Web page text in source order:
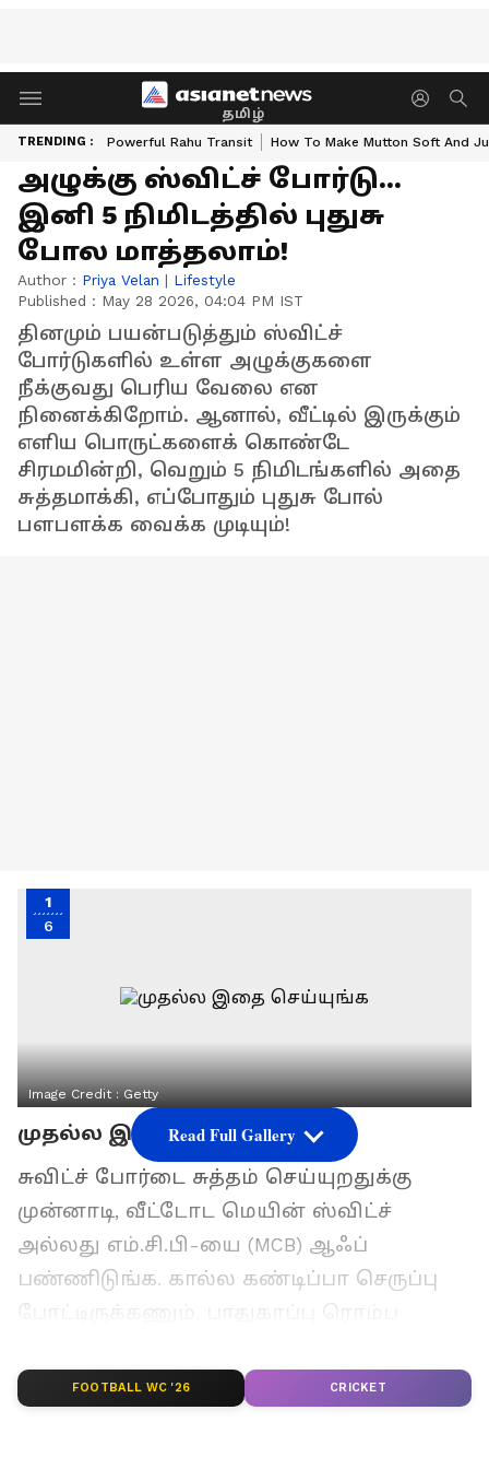
தமிழ்
TRENDING : Powerful Rahu Transit How To Make Mutton Soft And
அழுக்கு ஸ்விட்ச் போர்டு...
இனி 5 நிமிடத்தில் புதுசு
போல மாத்தலாம்!
Author : Priya Velan | Lifestyle
Published : May 28 2026, 04:04 PM IST
தினமும் பயன்படுத்தும் ஸ்விட்ச்
போர்டுகளில் உள்ள அழுக்குகளை
நீக்குவது பெரிய வேலை என
நினைக்கிறோம். ஆனால், வீட்டில் இருக்கும்
எளிய பொருட்களைக் கொண்டே
சிரமமின்றி, வெறும் 5 நிமிடங்களில் அதை
சுத்தமாக்கி, எப்போதும் புதுசு போல்
பளபளக்க வைக்க முடியும்!
1
6
Image Credit :Getty
முதல்ல இதை செய்யுங்க
சுவிட்ச் போர்டை சுத்தம் செய்யுறதுக்கு
முன்னாடி, வீட்டோட மெயின் ஸ்விட்ச்
அல்லது எம்.சி.பி-யை (MCB) ஆஃப்
பண்ணிடுங்க. கால்ல கண்டிப்பா செருப்பு
Read Full Gallery
FOOTBALL WC '26 CRICKET